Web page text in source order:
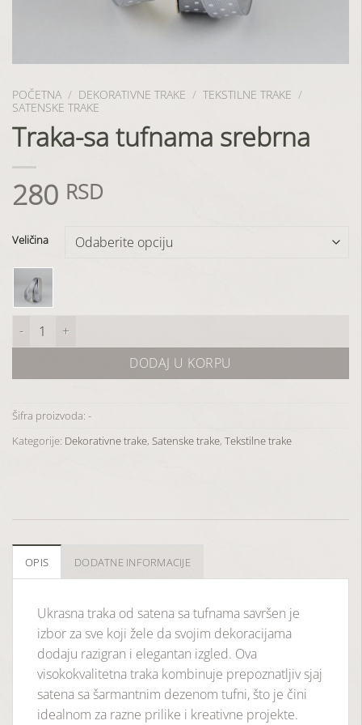
POČETNA / DEKORATIVNE TRAKE / TEKSTILNE TRAKE /
SATENSKE TRAKE
Traka-sa tufnama srebrna
280 RSD
Veličina
Traka-sa tufnama srebrna količina
DODAJ U KORPU
Šifra proizvoda: -
Kategorije: Dekorativne trake, Satenske trake, Tekstilne trake
OPIS DODATNE INFORMACIJE
Ukrasna traka od satena sa tufnama savršen je
izbor za sve koji žele da svojim dekoracijama
dodaju razigran i elegantan izgled. Ova
visokokvalitetna traka kombinuje prepoznatljiv sjaj
satena sa šarmantnim dezenom tufni, što je čini
idealnom za razne prilike i kreativne projekte.